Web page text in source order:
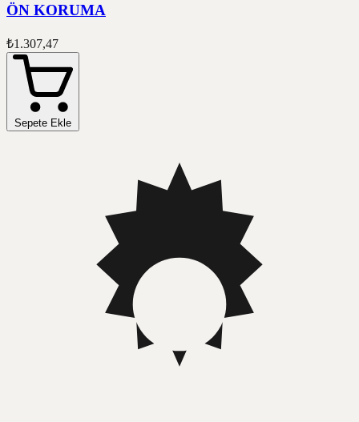
ÖN KORUMA
₺1.307,47
Sepete Ekle